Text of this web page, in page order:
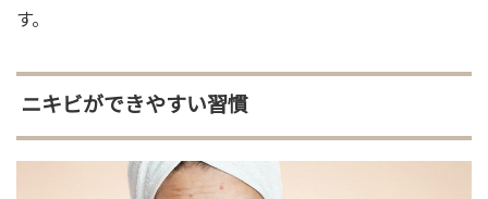
す。
ニキビができやすい習慣